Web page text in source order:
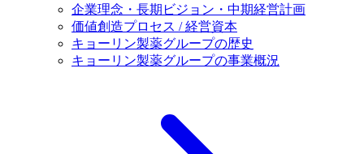
企業理念・長期ビジョン・中期経営計画
価値創造プロセス / 経営資本
キョーリン製薬グループの歴史
キョーリン製薬グループの事業概況